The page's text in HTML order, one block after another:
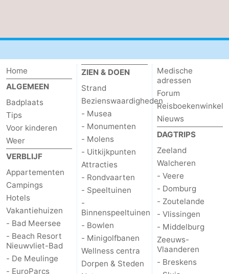
Home
ALGEMEEN
Badplaats
Tips
Voor kinderen
Weer
VERBLIJF
Appartementen
Campings
Hotels
Vakantiehuizen
- Bad Meersee
- Beach Resort
Nieuwvliet-Bad
- De Meulinge
- EuroParcs
ZIEN & DOEN
Strand
Bezienswaardigheden
- Musea
- Monumenten
- Molens
- Uitkijkpunten
Attracties
- Rondvaarten
- Speeltuinen
-
Binnenspeeltuinen
- Bowlen
- Minigolfbanen
Wellness centra
Dorpen & Steden
Medische
adressen
Forum
Reisboekenwinkel
Nieuws
DAGTRIPS
Zeeland
Walcheren
- Veere
- Domburg
- Zoutelande
- Vlissingen
- Middelburg
Zeeuws-
Vlaanderen
- Breskens